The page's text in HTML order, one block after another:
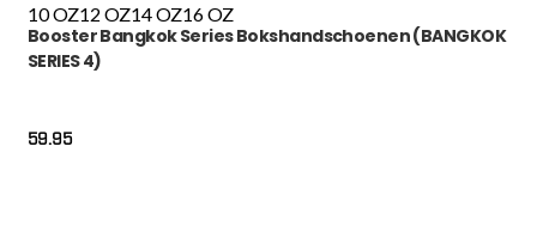
10 OZ12 OZ14 OZ16 OZ
Booster Bangkok Series Bokshandschoenen (BANGKOK
SERIES 4)
59.95